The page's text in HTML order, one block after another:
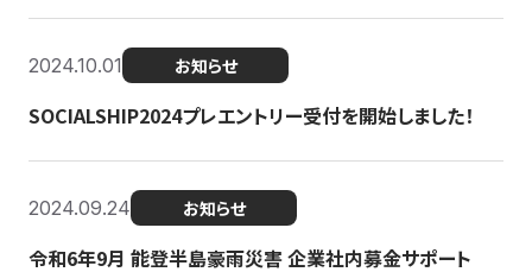
2024.10.01 お知らせ
SOCIALSHIP2024プレエントリー受付を開始しました！
2024.09.24 お知らせ
令和6年9月 能登半島豪雨災害 企業社内募金サポート